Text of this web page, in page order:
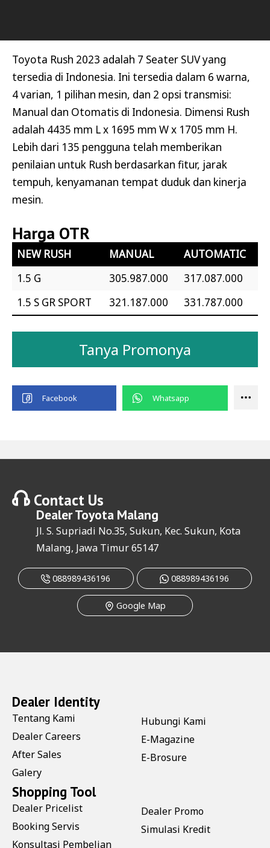
Toyota Rush 2023 adalah 7 Seater SUV yang
tersedia di Indonesia. Ini tersedia dalam 6 warna,
4 varian, 1 pilihan mesin, dan 2 opsi transmisi:
Manual dan Otomatis di Indonesia. Dimensi Rush
adalah 4435 mm L x 1695 mm W x 1705 mm H.
Lebih dari 135 pengguna telah memberikan
penilaian untuk Rush berdasarkan fitur, jarak
tempuh, kenyamanan tempat duduk dan kinerja
mesin.
Harga OTR
NEW RUSH MANUAL
AUTOMATIC
1.5 G
305.987.000
317.087.000
1.5 S GR SPORT
321.187.000 331.787.000
Tanya Promonya
Contact Us
DealerToyota Malang
Jl. S. Supriadi No.35, Sukun, Kec. Sukun, Kota
Malang, Jawa Timur 65147
088989436196 088989436196
Google Map
Dealer Identity
Tentang Kami
Dealer Careers
After Sales
Galery
Hubungi Kami
E-Magazine
E-Brosure
Shopping Tool
Dealer Pricelist
Booking Servis
Konsultasi Pembelian
Dealer Promo
Simulasi Kredit